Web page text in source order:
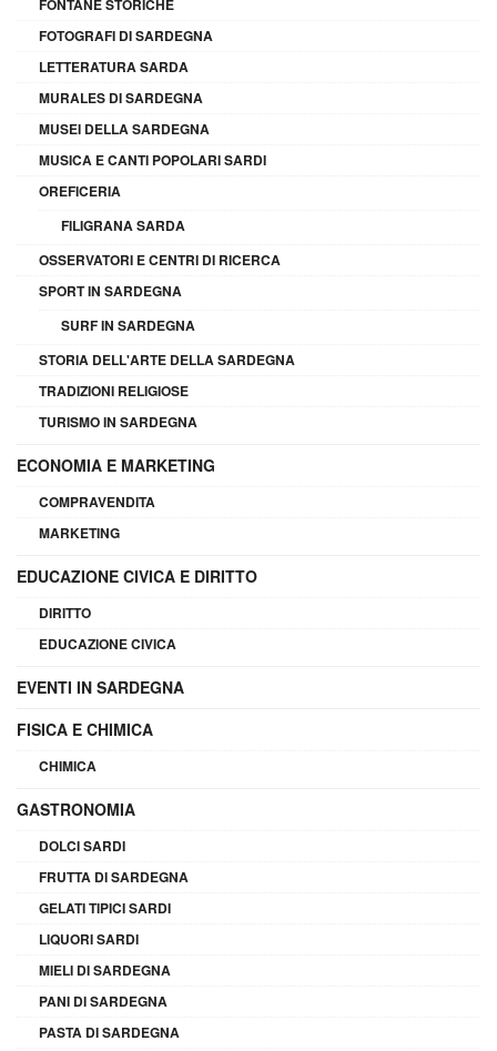
FONTANE STORICHE
FOTOGRAFI DI SARDEGNA
LETTERATURA SARDA
MURALES DI SARDEGNA
MUSEI DELLA SARDEGNA
MUSICA E CANTI POPOLARI SARDI
OREFICERIA
FILIGRANA SARDA
OSSERVATORI E CENTRI DI RICERCA
SPORT IN SARDEGNA
SURF IN SARDEGNA
STORIA DELL'ARTE DELLA SARDEGNA
TRADIZIONI RELIGIOSE
TURISMO IN SARDEGNA
ECONOMIA E MARKETING
COMPRAVENDITA
MARKETING
EDUCAZIONE CIVICA E DIRITTO
DIRITTO
EDUCAZIONE CIVICA
EVENTI IN SARDEGNA
FISICA E CHIMICA
CHIMICA
GASTRONOMIA
DOLCI SARDI
FRUTTA DI SARDEGNA
GELATI TIPICI SARDI
LIQUORI SARDI
MIELI DI SARDEGNA
PANI DI SARDEGNA
PASTA DI SARDEGNA